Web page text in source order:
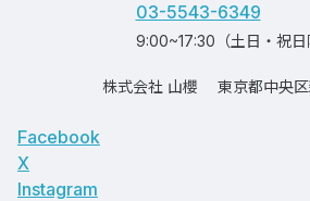
03-5543-6349
9:00~17:30（土日・祝日
株式会社 山櫻 東京都中央
Facebook
X
Instagram